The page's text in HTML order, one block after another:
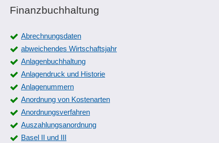
Finanzbuchhaltung
Abrechnungsdaten
abweichendes Wirtschaftsjahr
Anlagenbuchhaltung
Anlagendruck und Historie
Anlagenummern
Anordnung von Kostenarten
Anordnungsverfahren
Auszahlungsanordnung
Basel II und III